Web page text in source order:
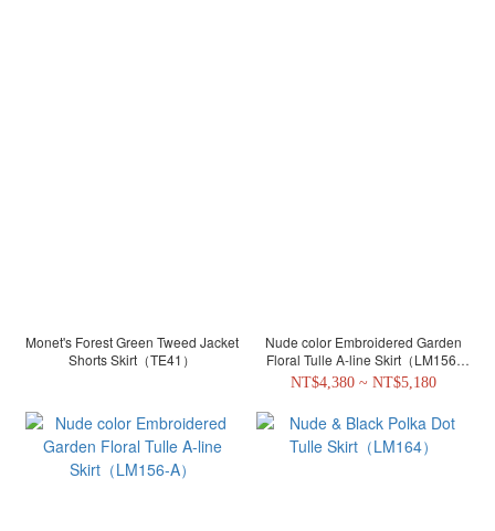
Monet's Forest Green Tweed Jacket
Shorts Skirt（TE41）
Nude color Embroidered Garden
Floral Tulle A-line Skirt（LM156-
A）
NT$4,380 ~ NT$5,180